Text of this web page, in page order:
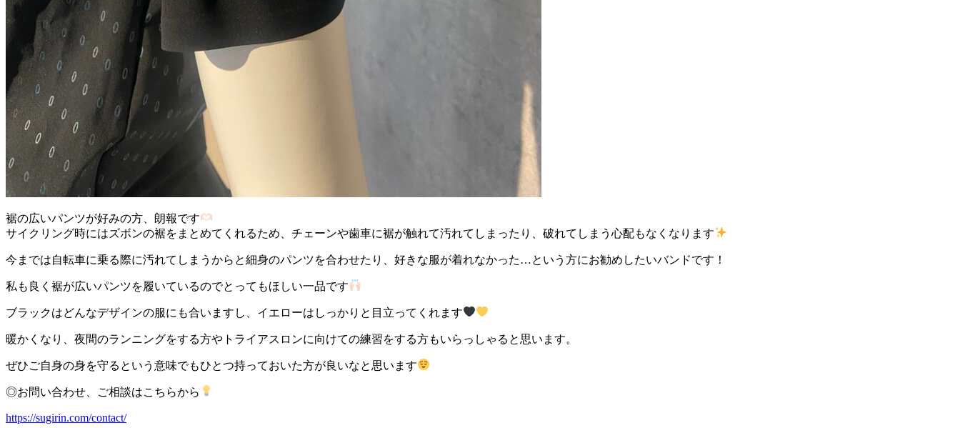
裾の広いパンツが好みの方、朗報です
サイクリング時にはズボンの裾をまとめてくれるため、チェーンや歯車に裾が触れて汚れてしまったり、破れてしまう心配もなくなります
今までは自転車に乗る際に汚れてしまうからと細身のパンツを合わせたり、好きな服が着れなかった…という方にお勧めしたいバンドです！
私も良く裾が広いパンツを履いているのでとってもほしい一品です
ブラックはどんなデザインの服にも合いますし、イエローはしっかりと目立ってくれます
暖かくなり、夜間のランニングをする方やトライアスロンに向けての練習をする方もいらっしゃると思います。
ぜひご自身の身を守るという意味でもひとつ持っておいた方が良いなと思います
◎お問い合わせ、ご相談はこちらから
https://sugirin.com/contact/